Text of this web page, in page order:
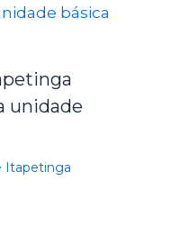
unidade
Itapetinga